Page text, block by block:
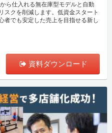
ら仕入れる無在庫型モデルと自動
スクを削減します。低資金スタート
者でも安定した売上を目指せる新し
資料ダウンロード